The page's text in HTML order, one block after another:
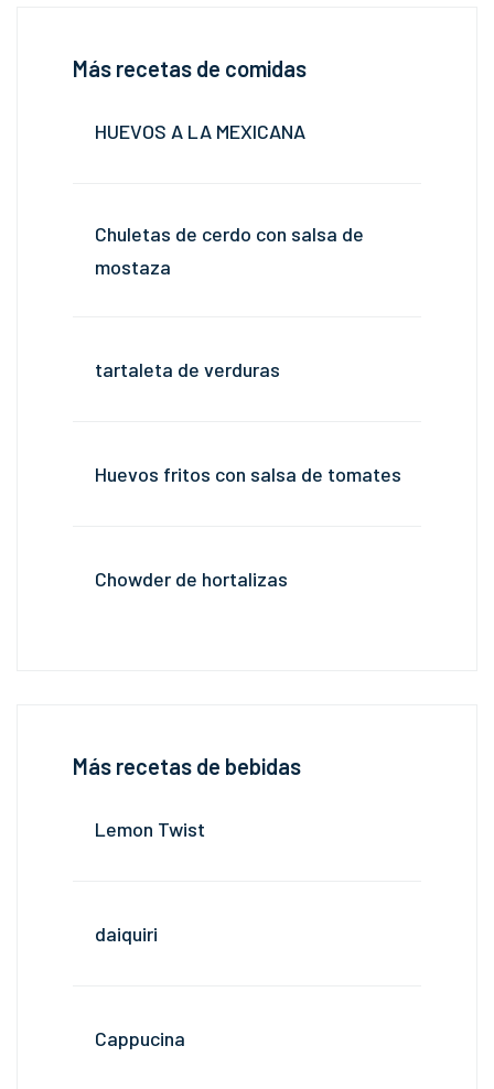
Más recetas de comidas
HUEVOS A LA MEXICANA
Chuletas de cerdo con salsa de
mostaza
tartaleta de verduras
Huevos fritos con salsa de tomates
Chowder de hortalizas
Más recetas de bebidas
Lemon Twist
daiquiri
Cappucina